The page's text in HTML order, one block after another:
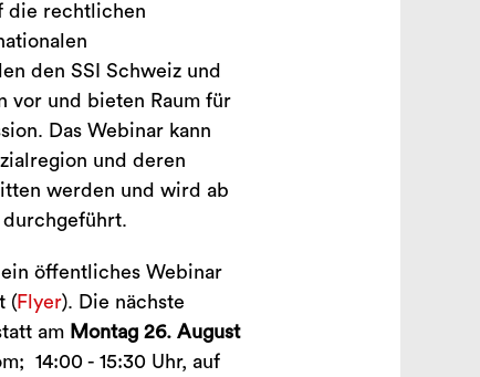
die rechtlichen
den SSI Schweiz und
vor und bieten Raum für
Das Webinar kann
und deren
werden und wird ab
durchgeführt.
öffentliches Webinar
(Flyer). Die nächste
am Montag 26. August
14:00 - 15:30 Uhr, auf